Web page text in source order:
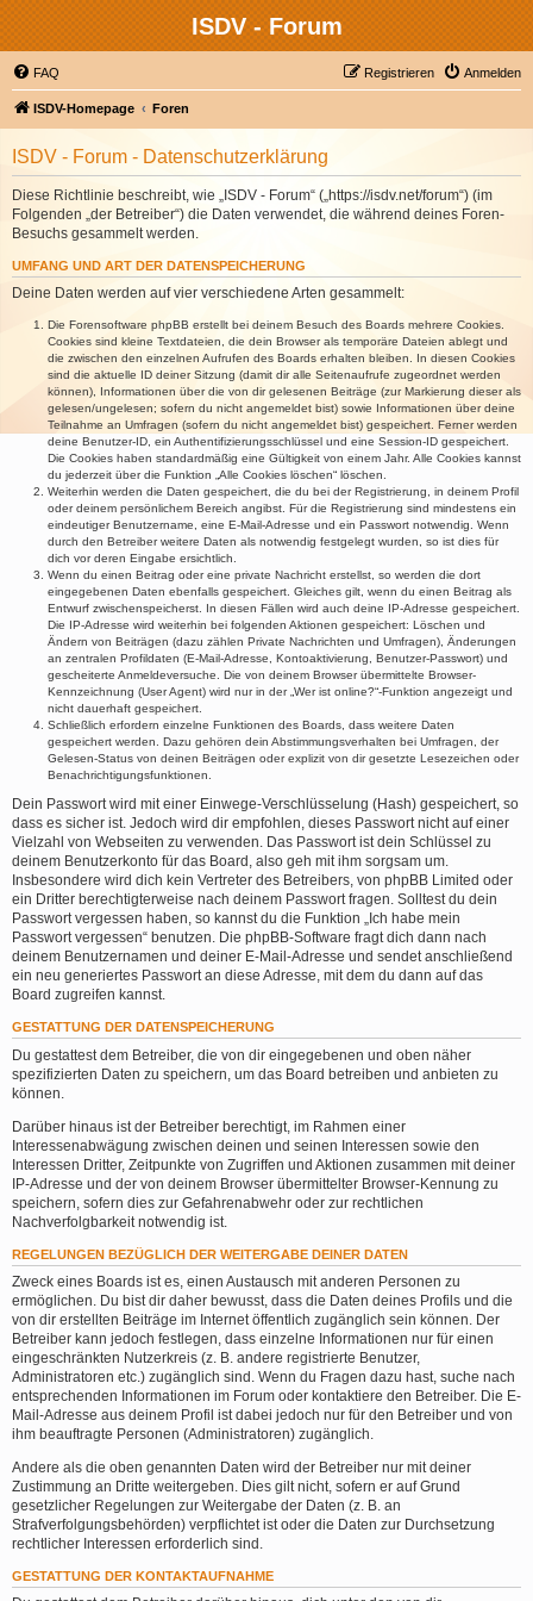
ISDV - Forum
FAQ Anmelden
Registrieren
ISDV-Homepage Foren
ISDV - Forum - Datenschutzerklärung
Diese Richtlinie beschreibt, wie „ISDV - Forum“ („https://isdv.net/forum“) (im
Folgenden „der Betreiber“) die Daten verwendet, die während deines Foren-
Besuchs gesammelt werden.
UMFANG UND ART DER DATENSPEICHERUNG
Deine Daten werden auf vier verschiedene Arten gesammelt:
Die Forensoftware phpBB erstellt bei deinem Besuch des Boards mehrere Cookies.
Cookies sind kleine Textdateien, die dein Browser als temporäre Dateien ablegt und
die zwischen den einzelnen Aufrufen des Boards erhalten bleiben. In diesen Cookies
sind die aktuelle ID deiner Sitzung (damit dir alle Seitenaufrufe zugeordnet werden
können), Informationen über die von dir gelesenen Beiträge (zur Markierung dieser als
gelesen/ungelesen; sofern du nicht angemeldet bist) sowie Informationen über deine
Teilnahme an Umfragen (sofern du nicht angemeldet bist) gespeichert. Ferner werden
deine Benutzer-ID, ein Authentifizierungsschlüssel und eine Session-ID gespeichert.
Die Cookies haben standardmäßig eine Gültigkeit von einem Jahr. Alle Cookies kannst
du jederzeit über die Funktion „Alle Cookies löschen“ löschen.
Weiterhin werden die Daten gespeichert, die du bei der Registrierung, in deinem Profil
oder deinem persönlichem Bereich angibst. Für die Registrierung sind mindestens ein
eindeutiger Benutzername, eine E-Mail-Adresse und ein Passwort notwendig. Wenn
durch den Betreiber weitere Daten als notwendig festgelegt wurden, so ist dies für
dich vor deren Eingabe ersichtlich.
Wenn du einen Beitrag oder eine private Nachricht erstellst, so werden die dort
eingegebenen Daten ebenfalls gespeichert. Gleiches gilt, wenn du einen Beitrag als
Entwurf zwischenspeicherst. In diesen Fällen wird auch deine IP-Adresse gespeichert.
Die IP-Adresse wird weiterhin bei folgenden Aktionen gespeichert: Löschen und
Ändern von Beiträgen (dazu zählen Private Nachrichten und Umfragen), Änderungen
an zentralen Profildaten (E-Mail-Adresse, Kontoaktivierung, Benutzer-Passwort) und
gescheiterte Anmeldeversuche. Die von deinem Browser übermittelte Browser-
Kennzeichnung (User Agent) wird nur in der „Wer ist online?“-Funktion angezeigt und
nicht dauerhaft gespeichert.
Schließlich erfordern einzelne Funktionen des Boards, dass weitere Daten
gespeichert werden. Dazu gehören dein Abstimmungsverhalten bei Umfragen, der
Gelesen-Status von deinen Beiträgen oder explizit von dir gesetzte Lesezeichen oder
Benachrichtigungsfunktionen.
Dein Passwort wird mit einer Einwege-Verschlüsselung (Hash) gespeichert, so
dass es sicher ist. Jedoch wird dir empfohlen, dieses Passwort nicht auf einer
Vielzahl von Webseiten zu verwenden. Das Passwort ist dein Schlüssel zu
deinem Benutzerkonto für das Board, also geh mit ihm sorgsam um.
Insbesondere wird dich kein Vertreter des Betreibers, von phpBB Limited oder
ein Dritter berechtigterweise nach deinem Passwort fragen. Solltest du dein
Passwort vergessen haben, so kannst du die Funktion „Ich habe mein
Passwort vergessen“ benutzen. Die phpBB-Software fragt dich dann nach
deinem Benutzernamen und deiner E-Mail-Adresse und sendet anschließend
ein neu generiertes Passwort an diese Adresse, mit dem du dann auf das
Board zugreifen kannst.
GESTATTUNG DER DATENSPEICHERUNG
Du gestattest dem Betreiber, die von dir eingegebenen und oben näher
spezifizierten Daten zu speichern, um das Board betreiben und anbieten zu
können.
Darüber hinaus ist der Betreiber berechtigt, im Rahmen einer
Interessenabwägung zwischen deinen und seinen Interessen sowie den
Interessen Dritter, Zeitpunkte von Zugriffen und Aktionen zusammen mit deiner
IP-Adresse und der von deinem Browser übermittelter Browser-Kennung zu
speichern, sofern dies zur Gefahrenabwehr oder zur rechtlichen
Nachverfolgbarkeit notwendig ist.
REGELUNGEN BEZÜGLICH DER WEITERGABE DEINER DATEN
Zweck eines Boards ist es, einen Austausch mit anderen Personen zu
ermöglichen. Du bist dir daher bewusst, dass die Daten deines Profils und die
von dir erstellten Beiträge im Internet öffentlich zugänglich sein können. Der
Betreiber kann jedoch festlegen, dass einzelne Informationen nur für einen
eingeschränkten Nutzerkreis (z. B. andere registrierte Benutzer,
Administratoren etc.) zugänglich sind. Wenn du Fragen dazu hast, suche nach
entsprechenden Informationen im Forum oder kontaktiere den Betreiber. Die E-
Mail-Adresse aus deinem Profil ist dabei jedoch nur für den Betreiber und von
ihm beauftragte Personen (Administratoren) zugänglich.
Andere als die oben genannten Daten wird der Betreiber nur mit deiner
Zustimmung an Dritte weitergeben. Dies gilt nicht, sofern er auf Grund
gesetzlicher Regelungen zur Weitergabe der Daten (z. B. an
Strafverfolgungsbehörden) verpflichtet ist oder die Daten zur Durchsetzung
rechtlicher Interessen erforderlich sind.
GESTATTUNG DER KONTAKTAUFNAHME